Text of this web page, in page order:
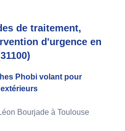
de traitement,
d'urgence en
Phobi volant pour
Bourjade à Toulouse